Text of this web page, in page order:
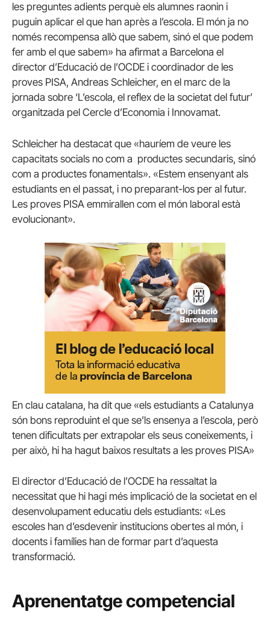
les preguntes adients perquè els alumnes raonin i
puguin aplicar el que han après a l’escola. El món ja no
només recompensa allò que sabem, sinó el que podem
fer amb el que sabem» ha afirmat a Barcelona el
director d’Educació de l’OCDE i coordinador de les
proves PISA, Andreas Schleicher, en el marc de la
jornada sobre ‘L’escola, el reflex de la societat del futur’
organitzada pel Cercle d’Economia i Innovamat.
Schleicher ha destacat que «hauríem de veure les
capacitats socials no com a productes secundaris, sinó
com a productes fonamentals». «Estem ensenyant als
estudiants en el passat, i no preparant-los per al futur.
Les proves PISA emmirallen com el món laboral està
evolucionant».
En clau catalana, ha dit que «els estudiants a Catalunya
són bons reproduint el que se’ls ensenya a l’escola, però
tenen dificultats per extrapolar els seus coneixements, i
per això, hi ha hagut baixos resultats a les proves PISA»
El director d’Educació de l’OCDE ha ressaltat la
necessitat que hi hagi més implicació de la societat en el
desenvolupament educatiu dels estudiants: «Les
escoles han d’esdevenir institucions obertes al món, i
docents i famílies han de formar part d’aquesta
transformació.
Aprenentatge competencial